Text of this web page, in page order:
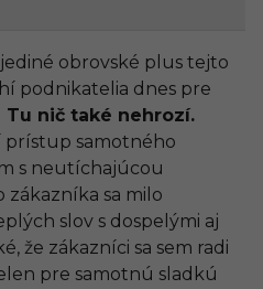
obrovské plus tejto
podnikatelia dnes pre
Tu nič také nehrozí.
prístup samotného
s neutíchajúcou
zákazníka sa milo
slov s dospelými aj
že zákazníci sa sem radi
pre samotnú sladkú